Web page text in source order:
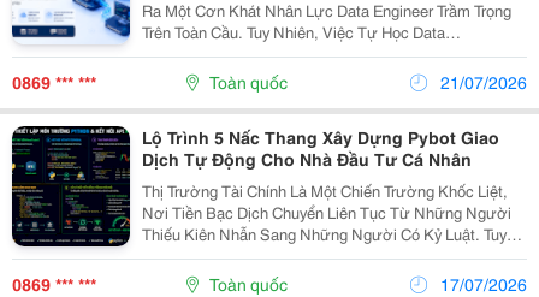
Ra Một Cơn Khát Nhân Lực Data Engineer Trầm Trọng
Trên Toàn Cầu. Tuy Nhiên, Việc Tự Học Data
Engineering Thường Khiến Người Học Rơi Vào Ma Trận
Công Nghệ Lộn Xộn. Bạn Không Biết Nên Bắt Đầu Từ
0869 *** *** Toàn quốc 21/07/2026
Lộ Trình 5 Nấc Thang Xây Dựng Pybot Giao
Dịch Tự Động Cho Nhà Đầu Tư Cá Nhân
Thị Trường Tài Chính Là Một Chiến Trường Khốc Liệt,
Nơi Tiền Bạc Dịch Chuyển Liên Tục Từ Những Người
Thiếu Kiên Nhẫn Sang Những Người Có Kỷ Luật. Tuy
Nhiên, Việc Duy Trì Kỷ Luật Sắt Đá Trong Môi Trường
Giao Dịch Thủ Công Là Cực Kỳ Khó Khăn Đối Với...
0869 *** *** Toàn quốc 17/07/2026